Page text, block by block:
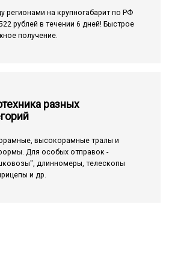
регионами на крупногабарит по РФ
рублей в течении 6 дней! Быстрое
получение.
разных
высокорамные тралы и
Для особых отправок -
длинномеры, телескопы
и др.